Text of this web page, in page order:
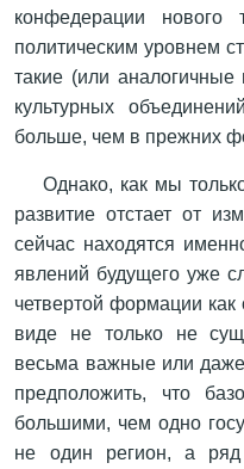
конфедерации
политическим уровнем
такие (или
культурных
больше, чем в прежних
Однако, как мы
развитие отстает от
сейчас находятся
явлений будущего уже
четвертой формации
виде не только не
весьма важные или
предположить, что
большими, чем одно
не один регион, а ряд